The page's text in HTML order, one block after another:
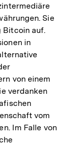
Sie
Bitcoin auf.
in
von einem
verdanken
vom
Im Falle von